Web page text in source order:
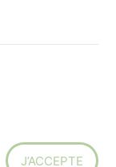
J’ACCEPTE